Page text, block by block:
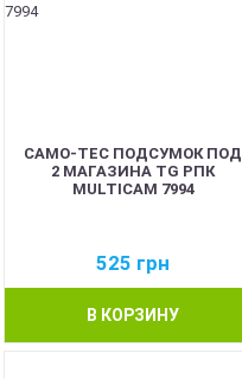
CAMO-TEC ПОДСУМОК ПОД
2 МАГАЗИНА TG РПК
MULTICAM 7994
525 грн
В КОРЗИНУ